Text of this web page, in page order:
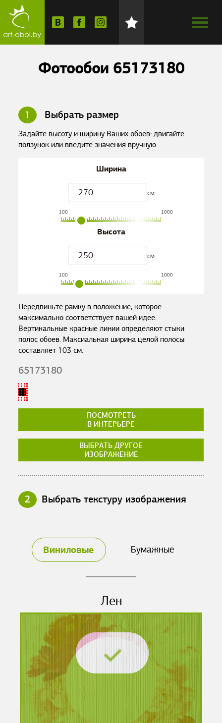
Фотообои 65173180
1 Выбрать размер
Задайте высоту и ширину Ваших обоев: двигайте
ползунок или введите значения вручную.
Ширина
см
100 1000
Высота
см
100 1000
Передвиньте рамку в положение, которое
максимально соответствует вашей идее.
Вертикальные красные линии определяют стыки
полос обоев. Максиальная ширина целой полосы
составляет 103 см.
65173180
ПОСМОТРЕТЬ
В ИНТЕРЬЕРЕ
ВЫБРАТЬ ДРУГОЕ
ИЗОБРАЖЕНИЕ
2 Выбрать текстуру изображения
Виниловые Бумажные
Лен